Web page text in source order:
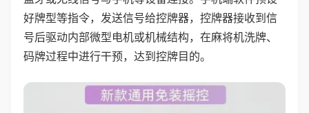
好牌型等指令，发送信号给控牌器，控牌器接收到信
号后驱动内部微型电机或机械结构，在麻将机洗牌、
码牌过程中进行干预，达到控牌目的。